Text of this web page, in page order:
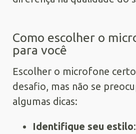
Como escolher o
para você
Escolher o microfone
desafio, mas não se
algumas dicas:
Identifique seu estilo